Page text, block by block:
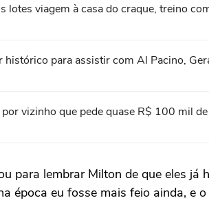
lotes viagem à casa do craque, treino
para assistir com Al Pacino,
vizinho que pede quase R$ 100 mil
para lembrar Milton de que eles
época eu fosse mais feio ainda, e